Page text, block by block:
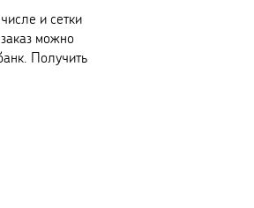
и сетки
можно
Получить